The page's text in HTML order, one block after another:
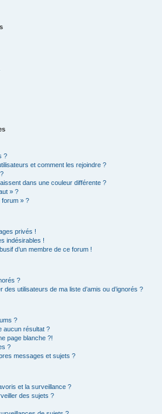
?
et comment les rejoindre ?
dans une couleur différente ?
» ?
forum » ?
privés !
indésirables !
d’un membre de ce forum !
?
utilisateurs de ma liste d’amis ou d’ignorés ?
?
aucun résultat ?
page blanche ?!
?
messages et sujets ?
et la surveillance ?
des sujets ?